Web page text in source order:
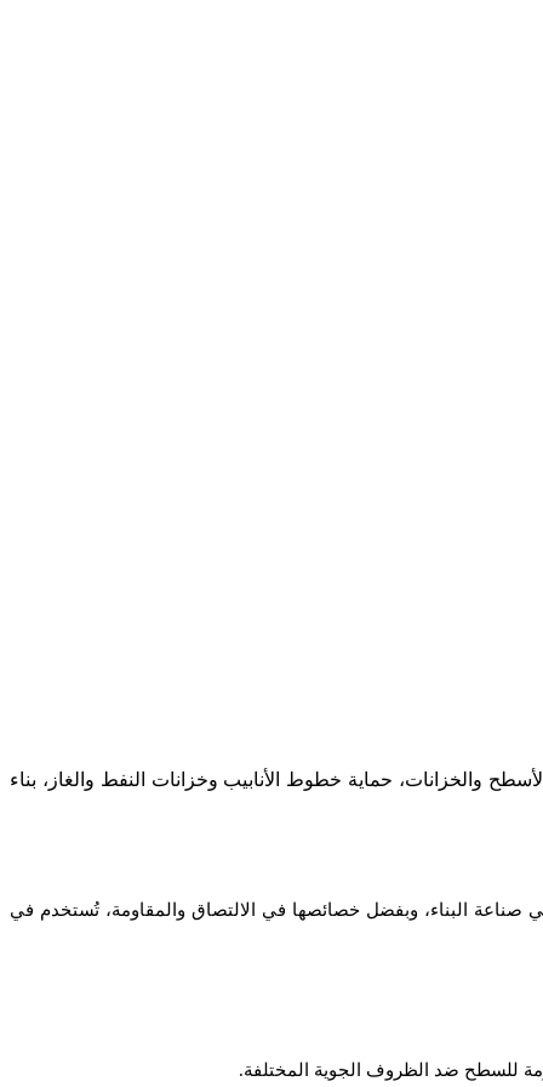
والخزانات، حماية خطوط الأنابيب وخزانات النفط والغاز، بناء
صناعة البناء، وبفضل خصائصها في الالتصاق والمقاومة، تُستخدم في